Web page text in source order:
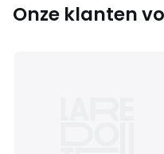
Onze klanten